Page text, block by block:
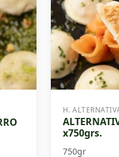
H.
x750grs.
750gr